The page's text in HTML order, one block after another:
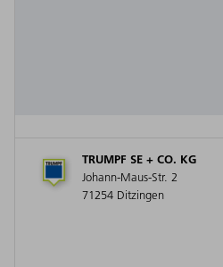
TRUMPF SE + CO. KG
Johann-Maus-Str. 2
71254 Ditzingen